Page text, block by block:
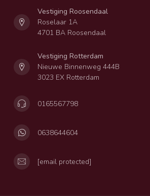
Vestiging Roosendaal
Roselaar 1A
4701 BA Roosendaal
Vestiging Rotterdam
Nieuwe Binnenweg 444B
3023 EX Rotterdam
0165567798
0638644604
[email protected]